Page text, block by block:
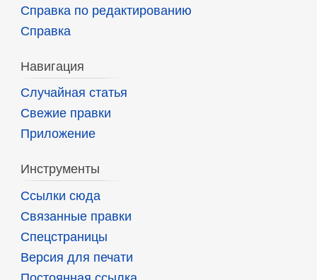
Справка по редактированию
Справка
Навигация
Случайная статья
Свежие правки
Приложение
Инструменты
Ссылки сюда
Связанные правки
Спецстраницы
Версия для печати